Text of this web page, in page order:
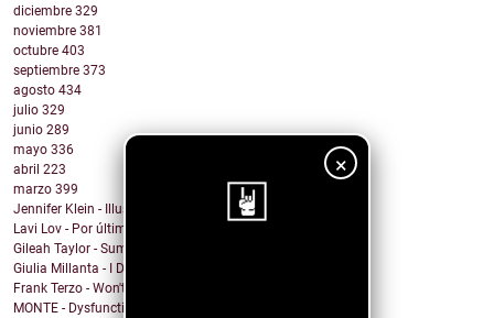
×
diciembre 329
noviembre 381
octubre 403
septiembre 373
agosto 434
julio 329
junio 289
mayo 336
abril 223
marzo 399
Jennifer Klein - Illusion
Lavi Lov - Por última vez
Gileah Taylor - Summer Jubilee
Giulia Millanta - I Dance My Way
Frank Terzo - Won't Dance Alone
MONTE - Dysfunctional Mess